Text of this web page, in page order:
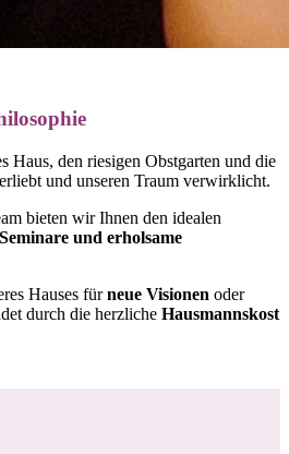
Haus, den riesigen Obstgarten und die
und unseren Traum verwirklicht.
bieten wir Ihnen den idealen
und erholsame
Hauses fürneue Visionen oder
durch die herzliche Hausmannskost